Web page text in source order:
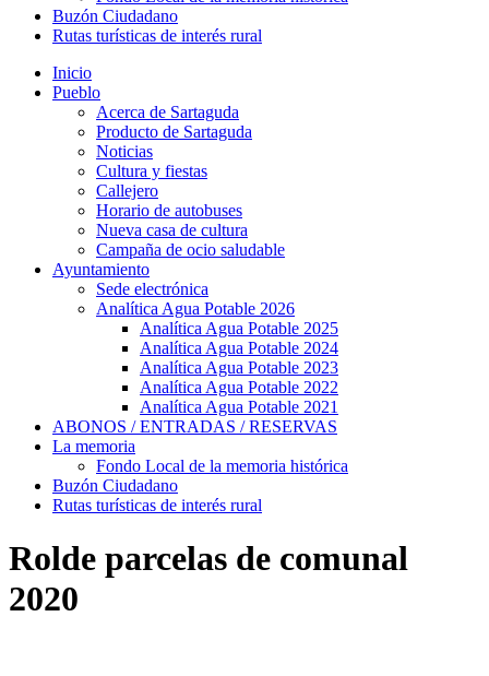
Buzón Ciudadano
Rutas turísticas de interés rural
Inicio
Pueblo
Acerca de Sartaguda
Producto de Sartaguda
Noticias
Cultura y fiestas
Callejero
Horario de autobuses
Nueva casa de cultura
Campaña de ocio saludable
Ayuntamiento
Sede electrónica
Analítica Agua Potable 2026
Analítica Agua Potable 2025
Analítica Agua Potable 2024
Analítica Agua Potable 2023
Analítica Agua Potable 2022
Analítica Agua Potable 2021
ABONOS / ENTRADAS / RESERVAS
La memoria
Fondo Local de la memoria histórica
Buzón Ciudadano
Rutas turísticas de interés rural
Rolde parcelas de comunal
2020